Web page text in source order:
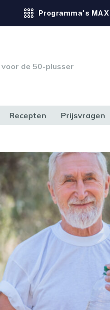
Programma's MAX
de 50-plusser
Recepten Prijsvragen